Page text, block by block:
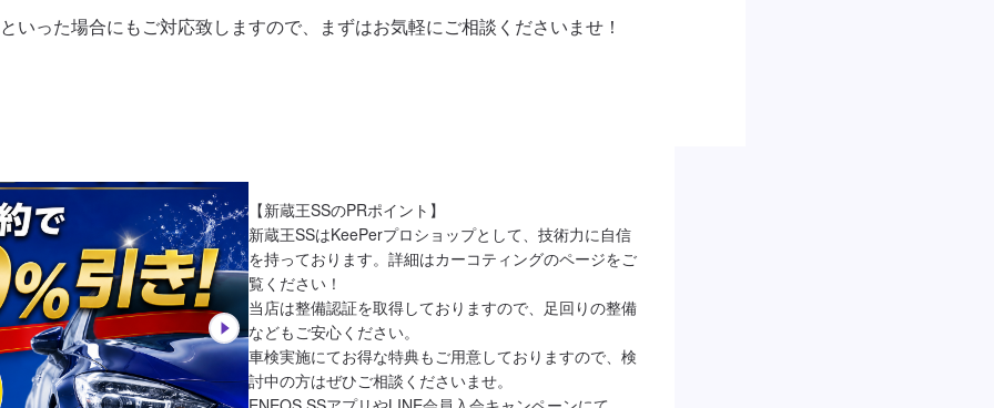
いった場合にもご対応致しますので、まずはお気軽にご相談くださいませ！
【新蔵王SSのPRポイント】
新蔵王SSはKeePerプロショップとして、技術力に自信
を持っております。詳細はカーコティングのページをご
覧ください！
当店は整備認証を取得しておりますので、足回りの整備
などもご安心ください。
車検実施にてお得な特典もご用意しておりますので、検
討中の方はぜひご相談くださいませ。